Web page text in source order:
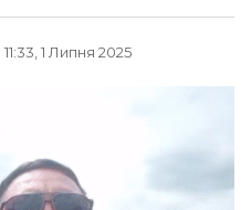
11:33, 1 Липня 2025